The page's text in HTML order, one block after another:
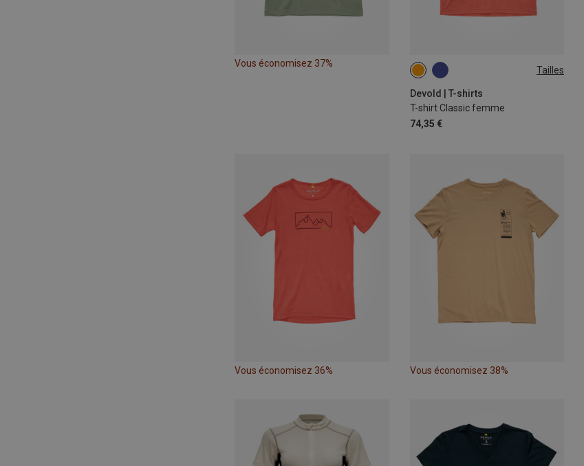
Vous économisez 37%
Tailles
Devold | T-shirts
T-shirt Classic femme
74,35 €
XS L
Vous économisez 36% Vous économisez 38%